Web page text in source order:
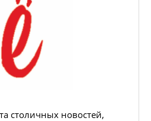
столичных новостей,